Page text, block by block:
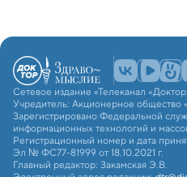
Сетевое издание «Телеканал
Учредитель: Акционерное общество
Зарегистрировано Федеральной
информационных технологий и
Регистрационный номер и дата
Эл № ФС77-81999 от 18.10.2021 г.
Главный редактор: Закамская Э.В.